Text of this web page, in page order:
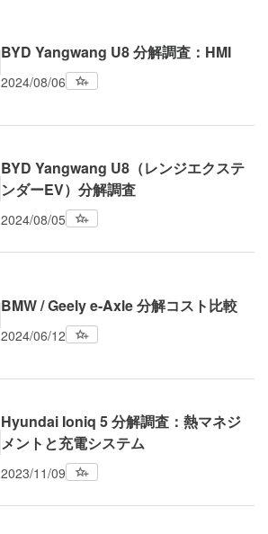
BYD Yangwang U8 分解調査：HMI
2024/08/06
BYD Yangwang U8（レンジエクステ
ンダーEV）分解調査
2024/08/05
BMW / Geely e-Axle 分解コスト比較
2024/06/12
Hyundai Ioniq 5 分解調査：熱マネジ
メントと充電システム
2023/11/09